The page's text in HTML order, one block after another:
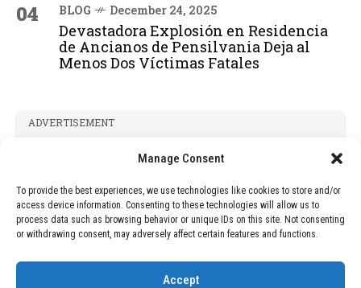
Manage Consent
To provide the best experiences, we use technologies like cookies to store and/or
access device information. Consenting to these technologies will allow us to
process data such as browsing behavior or unique IDs on this site. Not consenting
or withdrawing consent, may adversely affect certain features and functions.
Accept
04 BLOG December 24, 2025
Devastadora Explosión en Residencia
de Ancianos de Pensilvania Deja al
Menos Dos Víctimas Fatales
ADVERTISEMENT